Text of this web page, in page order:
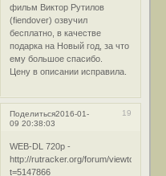
фильм Виктор Рутилов
(fiendover) озвучил
бесплатно, в качестве
подарка на Новый год, за что
ему большое спасибо.
Цену в описании исправила.
Поделиться 19
2016-01-
09 20:38:03
WEB-DL 720p -
http://rutracker.org/forum/
t=5147866